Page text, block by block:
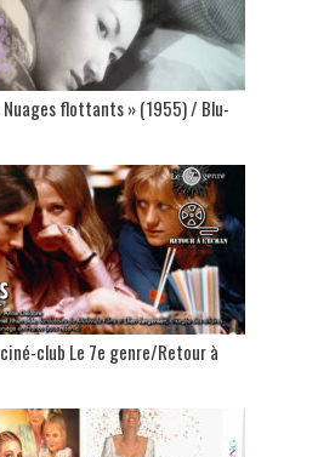
flottants » (1955) / Blu-
club Le 7e genre/Retour à